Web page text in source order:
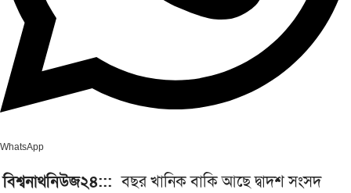
WhatsApp
বিশ্বনাথনিউজ২৪::: বছর খানিক বাকি আছে দ্বাদশ সংসদ